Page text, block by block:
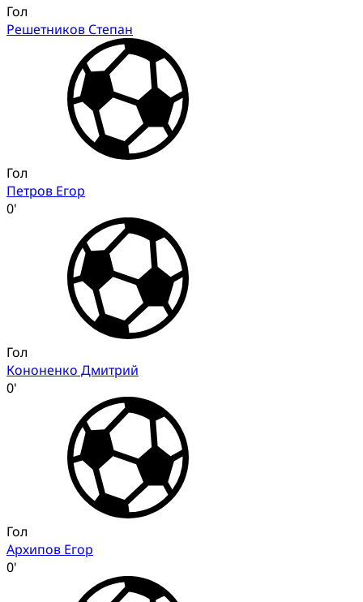
Гол
Решетников Степан
Гол
Петров Егор
0'
Гол
Кононенко Дмитрий
0'
Гол
Архипов Егор
0'